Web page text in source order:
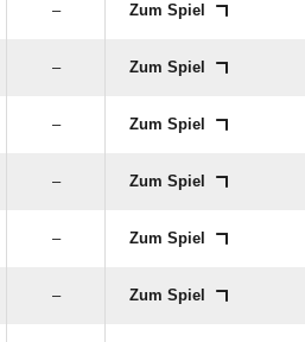
– Zum Spiel
– Zum Spiel
– Zum Spiel
– Zum Spiel
– Zum Spiel
– Zum Spiel